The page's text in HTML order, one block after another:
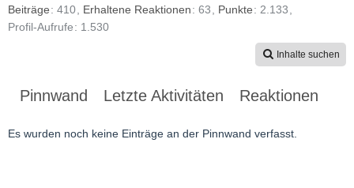
Beiträge
410 Erhaltene Reaktionen 63 Punkte
2.133
Profil-Aufrufe
1.530
Inhalte suchen
Pinnwand Letzte Aktivitäten Reaktionen
Es wurden noch keine Einträge an der Pinnwand verfasst.